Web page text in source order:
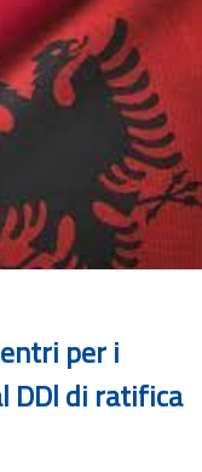
per i
DDl di ratifica